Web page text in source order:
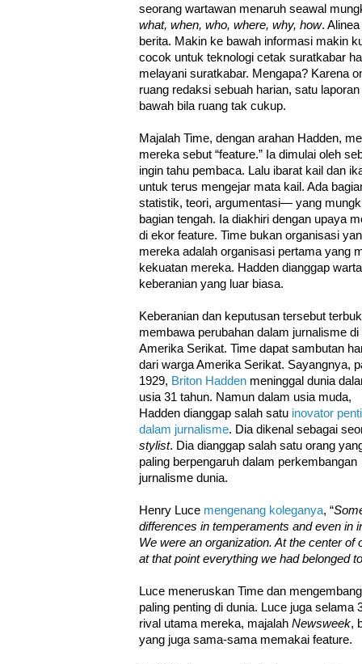
seorang wartawan menaruh seawal
what, when, who, where, why, how.
berita. Makin ke bawah informasi makin
cocok untuk teknologi cetak suratkabar
melayani suratkabar. Mengapa? Karena
ruang redaksi sebuah harian, satu
bawah bila ruang tak cukup.
Majalah Time, dengan arahan Hadden,
mereka sebut “feature.” Ia dimulai oleh
ingin tahu pembaca. Lalu ibarat kail dan
untuk terus mengejar mata kail. Ada
statistik, teori, argumentasi— yang
bagian tengah. Ia diakhiri dengan upaya
di ekor feature. Time bukan organisasi
mereka adalah organisasi pertama yang
kekuatan mereka. Hadden dianggap
keberanian yang luar biasa.
Keberanian dan keputusan tersebut
membawa perubahan dalam jurnalisme di
Amerika Serikat. Time dapat sambutan
dari warga Amerika Serikat. Sayangnya,
1929, Briton Hadden meninggal dunia
usia 31 tahun. Namun dalam usia muda,
Hadden dianggap salah satu inovator
dalam jurnalisme. Dia dikenal sebagai
stylist. Dia dianggap salah satu orang
paling berpengaruh dalam perkembangan
jurnalisme dunia.
Henry Luce mengenang koleganya, “
differences in temperaments and even in
We were an organization. At the center
at that point everything we had belonged
Luce meneruskan Time dan
paling penting di dunia. Luce juga selama
rival utama mereka, majalah Newsweek,
yang juga sama-sama memakai feature.